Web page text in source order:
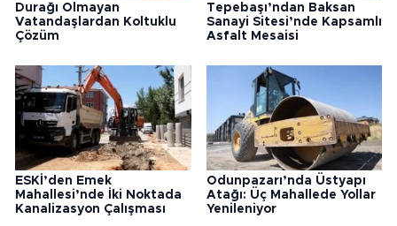
Durağı Olmayan
Vatandaşlardan Koltuklu
Çözüm
Tepebaşı’ndan Baksan
Sanayi Sitesi’nde Kapsamlı
Asfalt Mesaisi
ESKİ’den Emek
Mahallesi’nde İki Noktada
Kanalizasyon Çalışması
Odunpazarı’nda Üstyapı
Atağı: Üç Mahallede Yollar
Yenileniyor